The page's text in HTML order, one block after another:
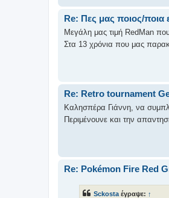
Re: Πες μας ποιος/ποια
Μεγάλη μας τιμή RedMan
Στα 13 χρόνια που μας
Re: Retro tournament
Καλησπέρα Γιάννη, να
Περιμένουνε και την
Re: Pokémon Fire Red
Sckosta έγραψε: ↑